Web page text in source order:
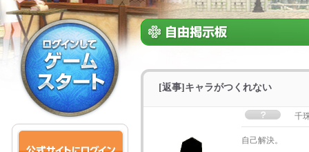
[返事]キャラがつくれない
千
自己解決。